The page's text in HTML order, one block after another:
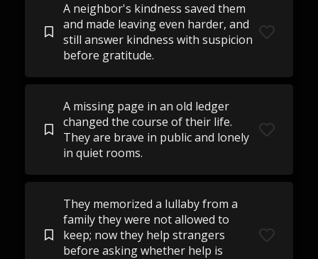
A neighbor's kindness saved them
and made leaving even harder, and
still answer kindness with suspicion
before gratitude.
A missing page in an old ledger
changed the course of their life.
They are brave in public and lonely
in quiet rooms.
They memorized a lullaby from a
family they were not allowed to
keep; now they help strangers
before asking whether help is